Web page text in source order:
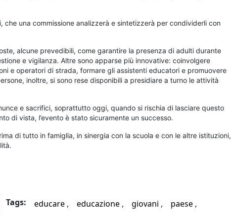
una commissione analizzerà e sintetizzerà per condividerli con
alcune prevedibili, come garantire la presenza di adulti durante
e vigilanza. Altre sono apparse più innovative: coinvolgere
e operatori di strada, formare gli assistenti educatori e promuovere
inoltre, si sono rese disponibili a presidiare a turno le attività
e sacrifici, soprattutto oggi, quando si rischia di lasciare questo
di vista, l’evento è stato sicuramente un successo.
di tutto in famiglia, in sinergia con la scuola e con le altre istituzioni,
Tags: educare educazione giovani
paese